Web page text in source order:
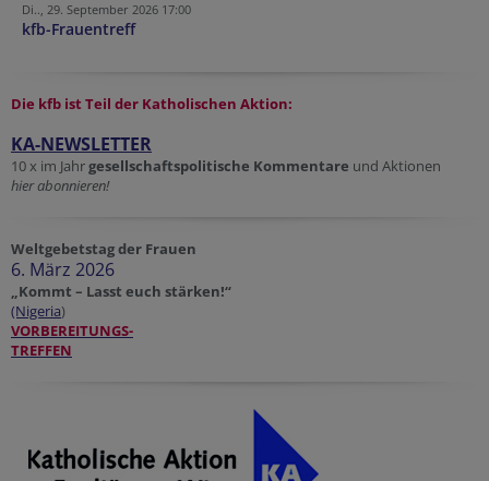
Di.., 29. September 2026 17:00
kfb-Frauentreff
Die kfb ist Teil der Katholischen Aktion:
KA-NEWSLETTER
10 x im Jahrgesellschaftspolitische Kommentare und Aktionen
hier abonnieren!
Weltgebetstag der Frauen
6. März 2026
„Kommt – Lasst euch stärken!“
(Nigeria)
VORBEREITUNGS-
TREFFEN